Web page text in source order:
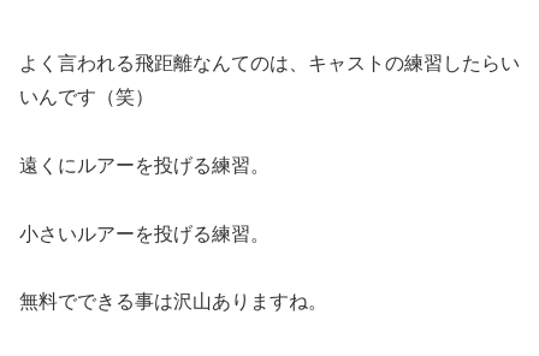
よく言われる飛距離なんてのは、キャストの練習したらい
いんです（笑）
遠くにルアーを投げる練習。
小さいルアーを投げる練習。
無料でできる事は沢山ありますね。